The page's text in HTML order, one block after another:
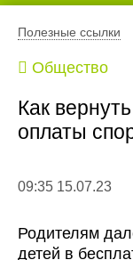
Полезные ссылки
Общество
Как
оплаты
09:35 15.07.23
Родителям
детей в